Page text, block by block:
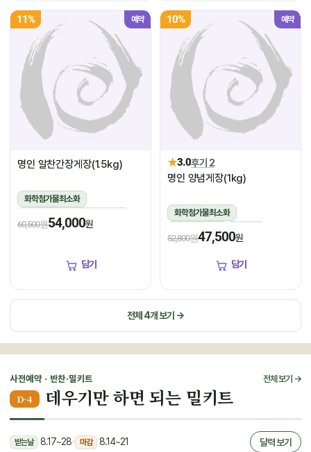
11% 예약
명인 알찬간장게장(1.5kg)
화학첨가물최소화
1.5kg(꽃게450g,장물1,050g)
냉장
60,500원54,000원
담기
10% 예약
★3.0후기 2
명인 양념게장(1kg)
화학첨가물최소화
1kg(5미~6미)
52,800원47,500원
담기
전체 4개 보기 →
사전예약 · 반찬·밀키트 전체 보기 →
D-4 데우기만 하면 되는 밀키트
받는날 8.17~28· 마감 8.14~21 달력 보기